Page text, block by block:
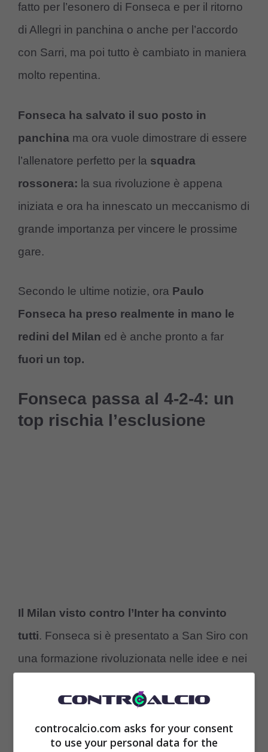
fatto per l’esonero di Fonseca e per il ritorno
di Allegri in panchina o anche per l’accordo
con Sarri, ma poi tutto è cambiato in maniera
molto repentina.
Fonseca ha salvato il suo posto in
panchina ma ora vuole dimostrare di essere
l’allenatore perfetto per la squadra
rossonera: la sua rivoluzione è appena
iniziata e ora ha innescato un meccanismo di
grande importanza per vincere le prossime
gare.
Secondo le ultime notizie, ora Paulo
Fonseca ha preso realmente in mano le
redini del Milan ed è anche pronto a far
fuori un top.
Fonseca passa al 4-2-4: un
top rischia l’esclusione
Il Milan visto contro l’Inter ha convinto
tutti. Fonseca si è presentato a San Siro con
una formazione rivoluzionata nelle idee e nei
AbrahamconMorataa supporto – che ha
preso alla sprovvista Simone Inzaghi e tutta
l’Inter e ha trovato la chiave per far bene in
controcalcio.com asks for your consent
to use your personal data for the